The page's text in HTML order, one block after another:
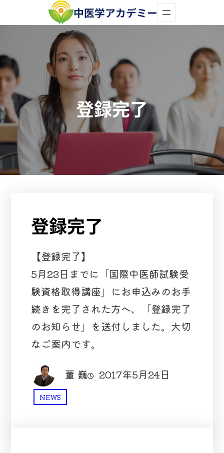
容
ス
キ
ッ
プ
中医学アカデミー
登録完了
登録完了
【登録完了】
5月23日までに「国際中医師試験受
験資格取得講座」にお申込みのお手
続きを完了された方へ、「登録完了
のお知らせ」を送付しました。大切
なご案内です。
董 巍 2017年5月24日
NEWS